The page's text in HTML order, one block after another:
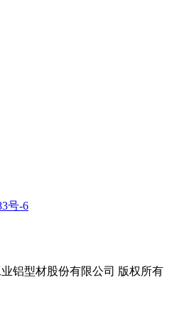
号-6
铝型材股份有限公司 版权所有